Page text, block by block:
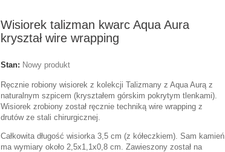
Wisiorek talizman kwarc Aqua Aura
kryształ wire wrapping
Stan: Nowy produkt
Ręcznie robiony wisiorek z kolekcji Talizmany z Aqua Aurą z
naturalnym szpicem (kryształem górskim pokrytym tlenkami).
Wisiorek zrobiony został ręcznie techniką wire wrapping z
drutów ze stali chirurgicznej.
Całkowita długość wisiorka 3,5 cm (z kółeczkiem). Sam kamień
ma wymiary około 2,5x1,1x0,8 cm. Zawieszony został na